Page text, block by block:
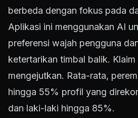
berbeda dengan fokus pada
Aplikasi ini menggunakan AI
preferensi wajah pengguna
ketertarikan timbal balik.
mengejutkan. Rata-rata,
hingga 55% profil yang
dan laki-laki hingga 85%.